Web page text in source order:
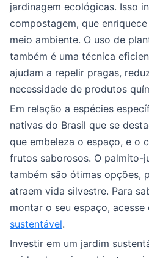
jardinagem ecológicas. Isso
compostagem, que
meio ambiente. O uso de
também é uma técnica
ajudam a repelir pragas,
necessidade de produtos
Em relação a espécies
nativas do Brasil que se
que embeleza o espaço, e o
frutos saborosos. O palmito-
também são ótimas opções,
atraem vida silvestre. Para
montar o seu espaço,
sustentável.
Investir em um jardim